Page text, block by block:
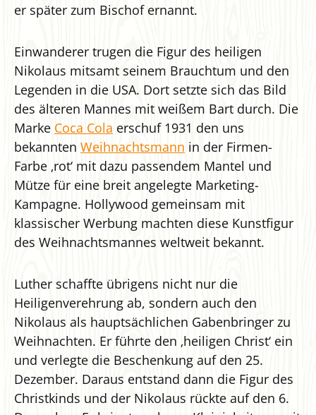
er später zum Bischof ernannt.
Einwanderer trugen die Figur des heiligen
Nikolaus mitsamt seinem Brauchtum und den
Legenden in die USA. Dort setzte sich das Bild
des älteren Mannes mit weißem Bart durch. Die
Marke Coca Cola erschuf 1931 den uns
bekannten Weihnachtsmann in der Firmen-
Farbe ‚rot‘ mit dazu passendem Mantel und
Mütze für eine breit angelegte Marketing-
Kampagne. Hollywood gemeinsam mit
klassischer Werbung machten diese Kunstfigur
des Weihnachtsmannes weltweit bekannt.
Luther schaffte übrigens nicht nur die
Heiligenverehrung ab, sondern auch den
Nikolaus als hauptsächlichen Gabenbringer zu
Weihnachten. Er führte den ‚heiligen Christ‘ ein
und verlegte die Beschenkung auf den 25.
Dezember. Daraus entstand dann die Figur des
Christkinds und der Nikolaus rückte auf den 6.